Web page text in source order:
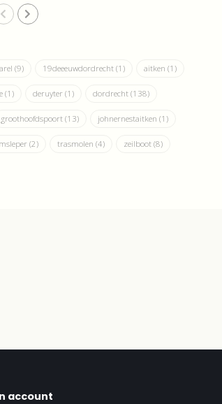
(9) 19deeeuwdordrecht(1) aitken(1)
(1) deruyter (1) dordrecht (138)
groothoofdspoort (13) johnernestaitken (1)
(2) trasmolen (4) zeilboot (8)
account